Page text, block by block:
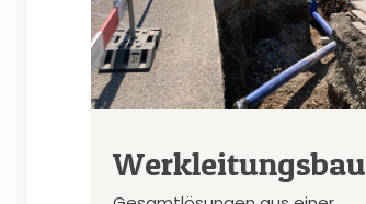
Werkleitungsbau